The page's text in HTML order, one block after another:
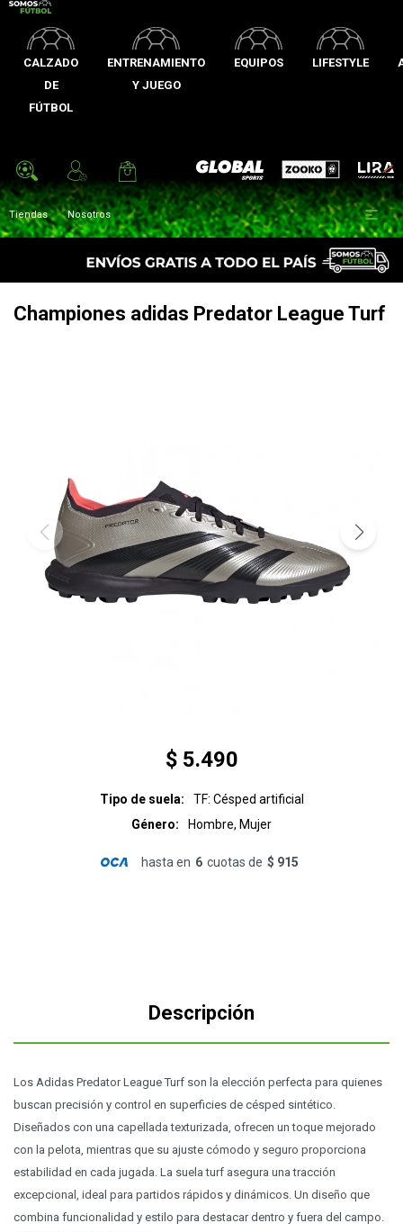
CALZADO
DE
FÚTBOL
ENTRENAMIENTO
Y JUEGO
EQUIPOS LIFESTYLE
Global Sports Zooko Lira
Tiendas Nosotros 
Championes adidas Predator League Turf
$ 5.490
Tipo de suela
TF: Césped artificial
Género
Hombre, Mujer
hasta en 6 cuotas de $ 915
Descripción
Los Adidas Predator League Turf son la elección perfecta para quienes
buscan precisión y control en superficies de césped sintético.
Diseñados con una capellada texturizada, ofrecen un toque mejorado
con la pelota, mientras que su ajuste cómodo y seguro proporciona
estabilidad en cada jugada. La suela turf asegura una tracción
excepcional, ideal para partidos rápidos y dinámicos. Un diseño que
combina funcionalidad y estilo para destacar dentro y fuera del campo.